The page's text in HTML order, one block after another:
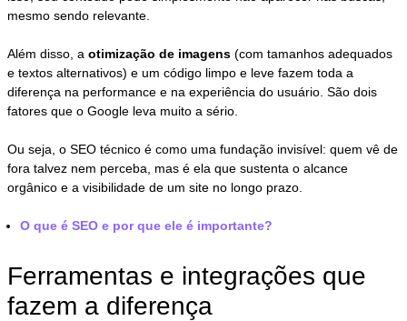
mesmo sendo relevante.
Além disso, aotimização de imagens (com tamanhos adequados
e textos alternativos) e um código limpo e leve fazem toda a
diferença na performance e na experiência do usuário. São dois
fatores que o Google leva muito a sério.
Ou seja, o SEO técnico é como uma fundação invisível: quem vê de
fora talvez nem perceba, mas é ela que sustenta o alcance
orgânico e a visibilidade de um site no longo prazo.
O que é SEO e por que ele é importante?
Ferramentas e integrações que
fazem a diferença